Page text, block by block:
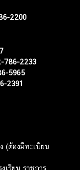
2200
786-2233
5965
2391
(ต้องมีทะเบียน
เรียน ราชการ